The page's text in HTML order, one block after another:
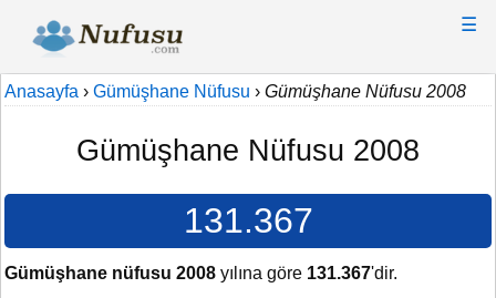
☰
Anasayfa › Gümüşhane Nüfusu › Gümüşhane Nüfusu 2008
Gümüşhane Nüfusu 2008
131.367
Gümüşhane nüfusu 2008 yılına göre 131.367'dir.